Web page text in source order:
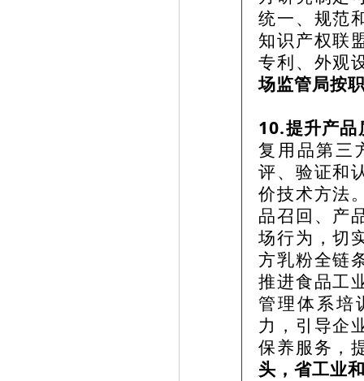
统一、规范
知识产权联
专利、外观
场监管局按
10.提升产品
复用品第三
评、验证和
价技术方法
品召回、产
场行为，切
方乳粉全链
推进食品工
管理体系培
力，引导企
保养服务，
头，省工业